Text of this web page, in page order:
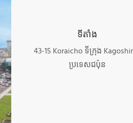
ទីតាំង
43-15 Koraicho ទីក្រុង
ប្រទេសជប៉ុន